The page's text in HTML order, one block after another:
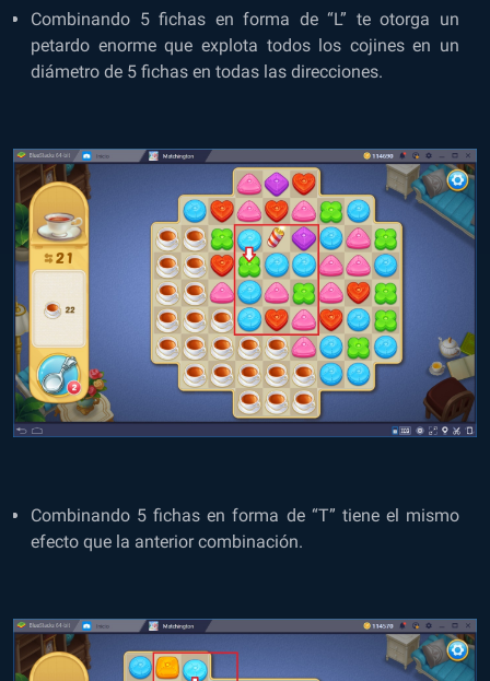
Combinando 5 fichas en forma de “L” te otorga un
petardo enorme que explota todos los cojines en un
diámetro de 5 fichas en todas las direcciones.
Combinando 5 fichas en forma de “T” tiene el mismo
efecto que la anterior combinación.